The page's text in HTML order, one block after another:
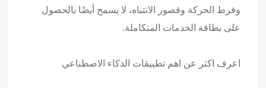
وفرط الحركة وقصور الانتباه، لا يسمح أيضًا بالحصول
على بطاقة الخدمات المتكاملة.
اعرف اكثر عن اهم تطبيقات الذكاء الاصطناعي